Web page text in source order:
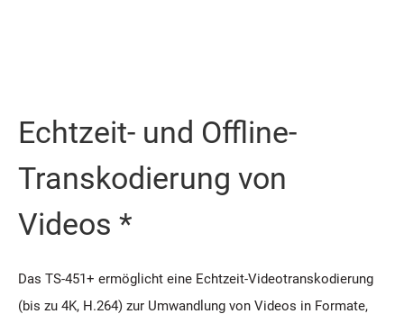
Echtzeit- und Offline-
Transkodierung von
Videos *
Das TS-451+ ermöglicht eine Echtzeit-Videotranskodierung
(bis zu 4K, H.264) zur Umwandlung von Videos in Formate,